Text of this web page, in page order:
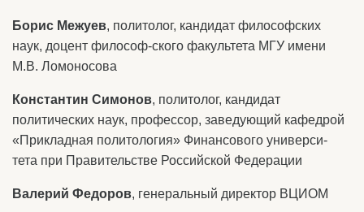
Борис Межуев, политолог, кандидат философских
наук, доцент философ-ского факультета МГУ имени
М.В. Ломоносова
Константин Симонов, политолог, кандидат
политических наук, профессор, заведующий кафедрой
«Прикладная политология» Финансового универси-
тета при Правительстве Российской Федерации
Валерий Федоров, генеральный директор ВЦИОМ